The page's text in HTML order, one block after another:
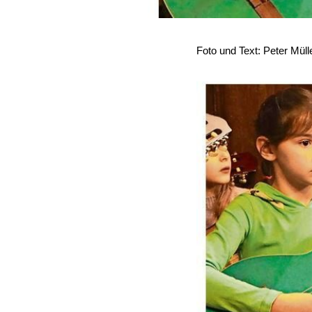
Foto und Text: Peter